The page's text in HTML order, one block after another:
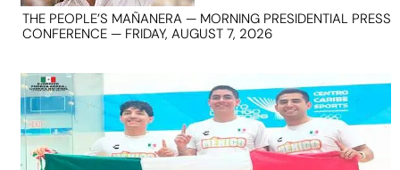
THE PEOPLE’S MAÑANERA — MORNING PRESIDENTIAL PRESS
CONFERENCE — FRIDAY, AUGUST 7, 2026